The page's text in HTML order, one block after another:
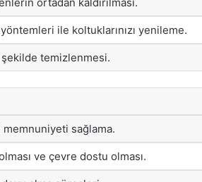
ile koltuklarınızı yenileme.
temizlenmesi.
sağlama.
ve çevre dostu olması.